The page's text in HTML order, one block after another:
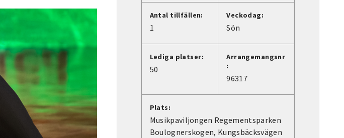
Antal tillfällen:
1
Veckodag:
Sön
Lediga platser:
50
Arrangemangsnr
:
96317
Plats:
Musikpaviljongen Regementsparken
Boulognerskogen, Kungsbäcksvägen